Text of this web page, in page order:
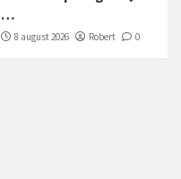
…
8 august 2026 Robert 0